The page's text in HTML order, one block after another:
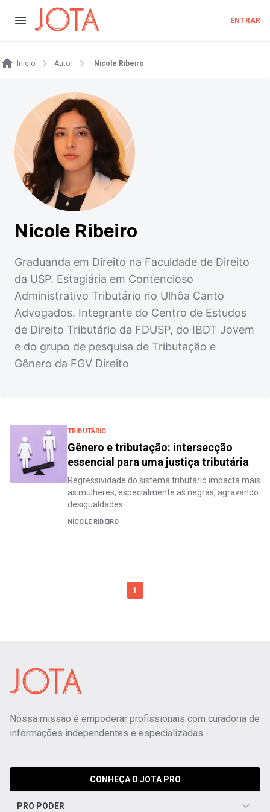
ENTRAR
Início Autor Nicole Ribeiro
Nicole Ribeiro
Graduanda em Direito na Faculdade de Direito
da USP. Estagiária em Contencioso
Administrativo Tributário no Ulhôa Canto
Advogados. Integrante do Centro de Estudos
de Direito Tributário da FDUSP, do IBDT Jovem
e do grupo de pesquisa de Tributação e
Gênero da FGV Direito
TRIBUTÁRIO
Gênero e tributação: intersecção
essencial para uma justiça tributária
Regressividade do sistema tributário impacta mais
as mulheres, especialmente as negras, agravando
desigualdades
NICOLE RIBEIRO
1
Nossa missão é empoderar profissionais com curadoria de
informações independentes e especializadas.
CONHEÇA O JOTA PRO
PRO PODER